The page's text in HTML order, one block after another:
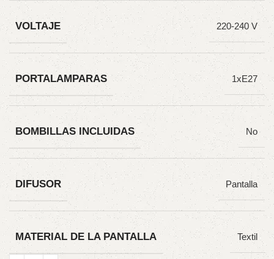
VOLTAJE 220-240 V
PORTALAMPARAS 1xE27
BOMBILLAS INCLUIDAS No
DIFUSOR Pantalla
MATERIAL DE LA PANTALLA Textil